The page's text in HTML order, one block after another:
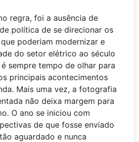
regra, foi a ausência de
política de se direcionar os
poderiam modernizar e
do setor elétrico ao século
é sempre tempo de olhar para
principais acontecimentos
Mais uma vez, a fotografia
não deixa margem para
O ano se iniciou com
de que fosse enviado
aguardado e nunca